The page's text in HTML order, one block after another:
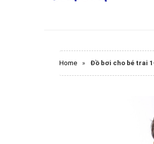
Home » Đồ bơi cho bé trai